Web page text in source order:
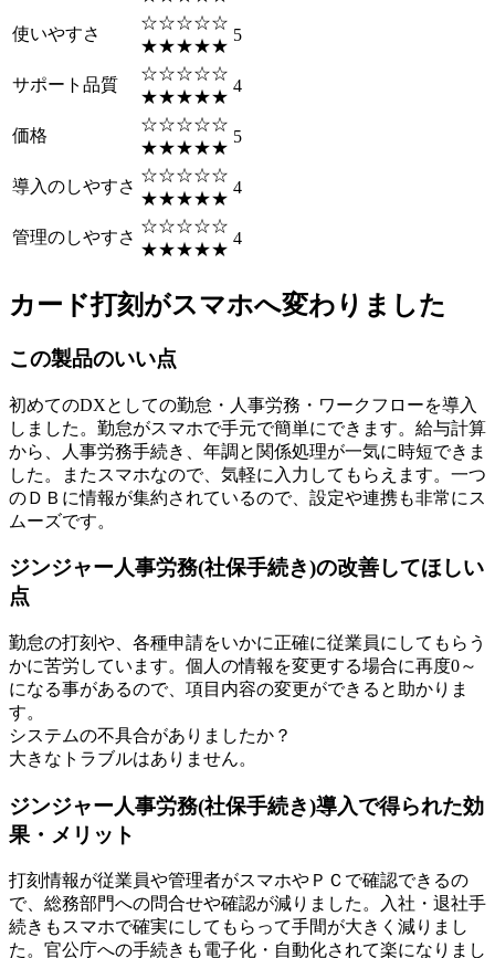
使いやすさ
☆☆☆☆☆
★★★★★
5
サポート品質
☆☆☆☆☆
★★★★★
4
価格
☆☆☆☆☆
★★★★★
5
導入のしやすさ
☆☆☆☆☆
★★★★★
4
管理のしやすさ
☆☆☆☆☆
★★★★★
4
カード打刻がスマホへ変わりました
この製品のいい点
初めてのDXとしての勤怠・人事労務・ワークフローを導入
しました。勤怠がスマホで手元で簡単にできます。給与計算
から、人事労務手続き、年調と関係処理が一気に時短できま
した。またスマホなので、気軽に入力してもらえます。一つ
のＤＢに情報が集約されているので、設定や連携も非常にス
ムーズです。
ジンジャー人事労務(社保手続き)の改善してほしい
点
勤怠の打刻や、各種申請をいかに正確に従業員にしてもらう
かに苦労しています。個人の情報を変更する場合に再度0～
になる事があるので、項目内容の変更ができると助かりま
す。
システムの不具合がありましたか？
大きなトラブルはありません。
ジンジャー人事労務(社保手続き)導入で得られた効
果・メリット
打刻情報が従業員や管理者がスマホやＰＣで確認できるの
で、総務部門への問合せや確認が減りました。入社・退社手
続きもスマホで確実にしてもらって手間が大きく減りまし
た。官公庁への手続きも電子化・自動化されて楽になりまし